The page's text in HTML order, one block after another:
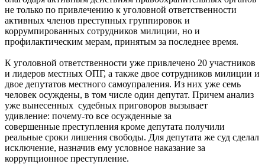
не только по привлечению к уголовной ответственности
активных членов преступных группировок и
коррумпированных сотрудников милиции, но и
профилактическим мерам, принятым за последнее время.
К уголовной ответственности уже привлечено 20 участников
и лидеров местных ОПГ, а также двое сотрудников милиции и
двое депутатов местного самоупраления. Из них уже семь
человек осуждены, в том числе один депутат. Причем анализ
уже вынесенных судебных приговоров вызывает
удивление: почему-то все осужденные за
совершенные преступления кроме депутата получили
реальные сроки лишения свободы. Для депутата же суд сделал
исключение, назначив ему условное наказание за
коррупционное преступление.